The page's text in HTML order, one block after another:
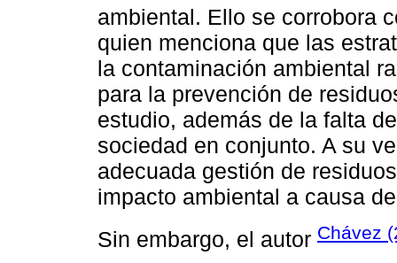
ambiental. Ello se corrobora
quien menciona que las
la contaminación ambiental
para la prevención de
estudio, además de la falta
sociedad en conjunto. A su
adecuada gestión de
impacto ambiental a causa
Sin embargo, el autor Chávez